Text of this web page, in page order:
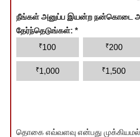
நீங்கள் அனுப்ப இயன்ற நன்கொடை
தேர்ந்தெடுங்கள்: *
₹100 ₹200
₹1,000 ₹1,500
தொகை எவ்வளவு என்பது